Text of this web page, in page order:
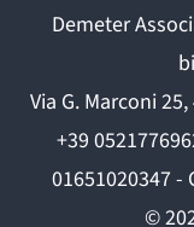
Demeter
Via G. Marconi
+39
01651020347 -
©